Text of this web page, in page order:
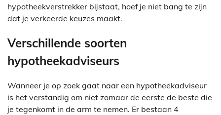
hypotheekverstrekker bijstaat, hoef je niet bang te zijn
dat je verkeerde keuzes maakt.
Verschillende soorten
hypotheekadviseurs
Wanneer je op zoek gaat naar een hypotheekadviseur
is het verstandig om niet zomaar de eerste de beste die
je tegenkomt in de arm te nemen. Er bestaan 4